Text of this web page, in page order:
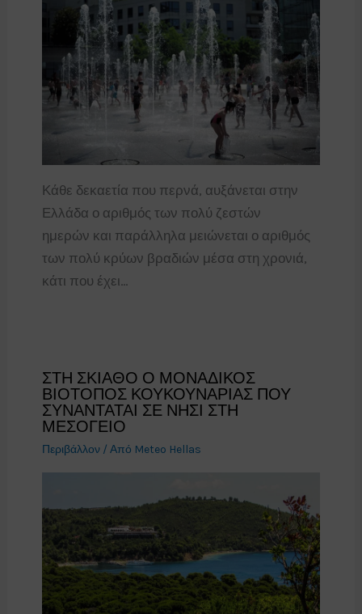
Κάθε δεκαετία που περνά, αυξάνεται στην
Ελλάδα ο αριθμός των πολύ ζεστών
ημερών και παράλληλα μειώνεται ο αριθμός
των πολύ κρύων βραδιών μέσα στη χρονιά,
κάτι που έχει…
ΣΤΗ ΣΚΙΑΘΟ Ο ΜΟΝΑΔΙΚΟΣ
ΒΙΟΤΟΠΟΣ ΚΟΥΚΟΥΝΑΡΙΑΣ ΠΟΥ
ΣΥΝΑΝΤΑΤΑΙ ΣΕ ΝΗΣΙ ΣΤΗ
ΜΕΣΟΓΕΙΟ
Περιβάλλον/ Από Meteo Hellas